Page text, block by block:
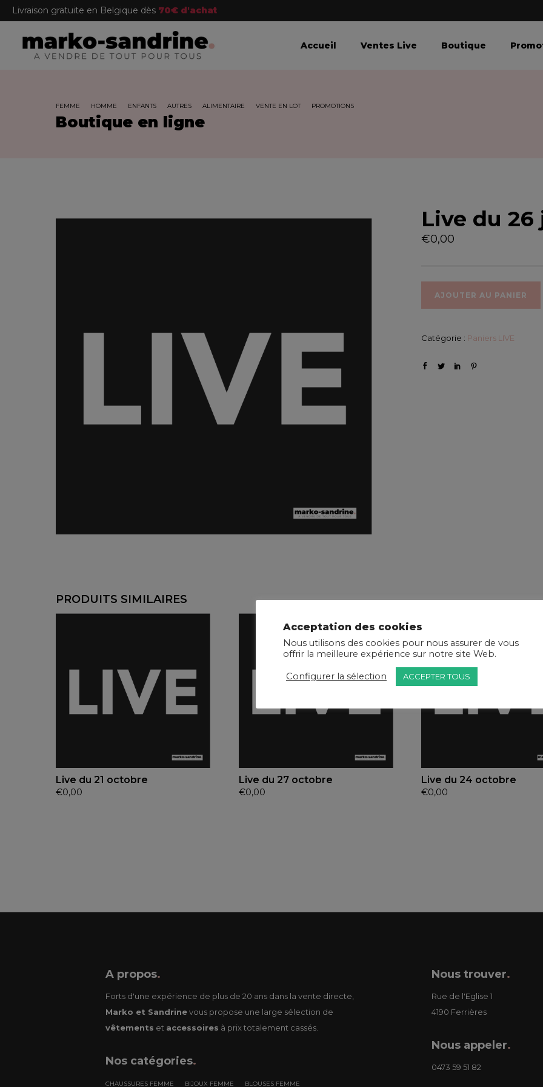
Livraison gratuite en Belgique dès 70€ d'achat
Accueil Ventes Live Boutique
FEMME HOMME ENFANTS AUTRES ALIMENTAIRE VENTE EN LOT PROMOTIONS
Boutique en ligne
Live du
€0,00
AJOUTER AU PANIER
Catégorie : Paniers LIVE
PRODUITS SIMILAIRES
Live du 21 octobre
€0,00
Live du 27 octobre
€0,00
Live du 24 octobre
€0,00
A propos.
Forts d'une expérience de plus de 20 ans dans la vente directe,
Marko et Sandrinevous propose une large sélection de
vêtements et accessoires à prix totalement cassés.
Nos catégories.
CHAUSSURES FEMME BIJOUX FEMME BLOUSES FEMME
Nous trouver.
Rue de l'Eglise 1
4190 Ferrières
Nous appeler.
0473 59 51 82
Acceptation des cookies
Nous utilisons des cookies pour nous assurer de vous
offrir la meilleure expérience sur notre site Web.
Configurer la sélection ACCEPTER TOUS